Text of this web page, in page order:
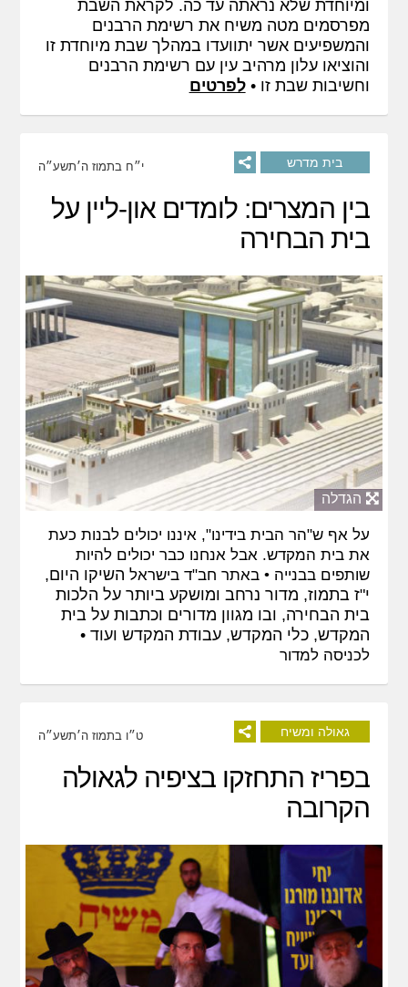
ומיוחדת שלא נראתה עד כה. לקראת השבת
מפרסמים מטה משיח את רשימת הרבנים
והמשפיעים אשר יתוועדו במהלך שבת מיוחדת זו
והוציאו עלון מרהיב עין עם רשימת הרבנים
וחשיבות שבת זו •לפרטים
בית מדרש י״ח בתמוז ה׳תשע״ה
בין המצרים: לומדים און-ליין על
בית הבחירה
הגדלה
על אף ש"הר הבית בידינו", איננו יכולים לבנות כעת
את בית המקדש. אבל אנחנו כבר יכולים להיות
שותפים בבנייה • באתר חב"ד בישראל השיקו היום,
י"ז בתמוז, מדור נרחב ומושקע ביותר על הלכות
בית הבחירה, ובו מגוון מדורים וכתבות על בית
המקדש, כלי המקדש, עבודת המקדש ועוד •
לכניסה למדור
גאולה ומשיח ט״ו בתמוז ה׳תשע״ה
בפריז התחזקו בציפיה לגאולה
הקרובה